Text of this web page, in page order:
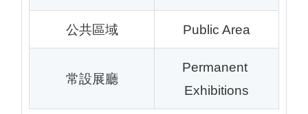
公共區域 Public Area
常設展廳
Permanent
Exhibitions